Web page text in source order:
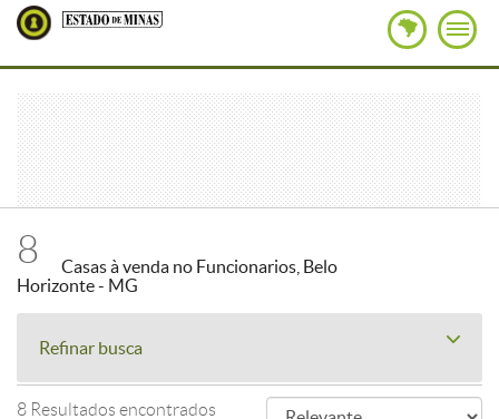
8
Casas à venda no Funcionarios, Belo
Horizonte - MG
Refinar busca
8 Resultados encontrados